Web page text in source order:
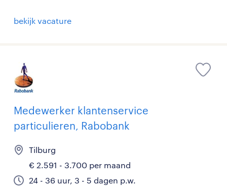
bekijk vacature
Medewerker klantenservice
particulieren, Rabobank
Tilburg
€ 2.591 - 3.700 per maand
24 - 36 uur, 3 - 5 dagen p.w.